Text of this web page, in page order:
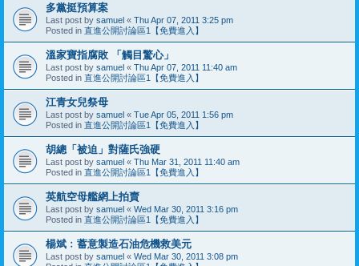
多黨挺預算案
Last post by samuel « Thu Apr 07, 2011 3:25 pm
Posted in 直進公開討論區1【免費進入】
溫家寶指腐敗 「觸目驚心」
Last post by samuel « Thu Apr 07, 2011 11:40 am
Posted in 直進公開討論區1【免費進入】
江青女兒祭母
Last post by samuel « Tue Apr 05, 2011 1:56 pm
Posted in 直進公開討論區1【免費進入】
胡總「被迫」對薩氏強硬
Last post by samuel « Thu Mar 31, 2011 11:40 am
Posted in 直進公開討論區1【免費進入】
英航空母艦網上拍賣
Last post by samuel « Wed Mar 30, 2011 3:16 pm
Posted in 直進公開討論區1【免費進入】
楊斌﹕蓄意製造石油危機救美元
Last post by samuel « Wed Mar 30, 2011 3:08 pm